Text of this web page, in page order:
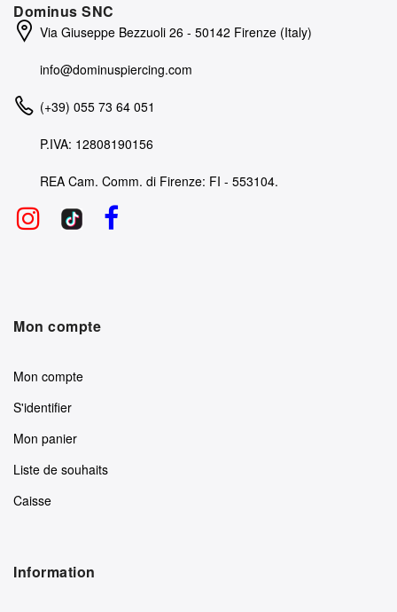
Dominus SNC
Via Giuseppe Bezzuoli 26 - 50142 Firenze (Italy)
info@dominuspiercing.com
(+39) 055 73 64 051
P.IVA: 12808190156
REA Cam. Comm. di Firenze: FI - 553104.
Mon compte
Mon compte
S'identifier
Mon panier
Liste de souhaits
Caisse
Information